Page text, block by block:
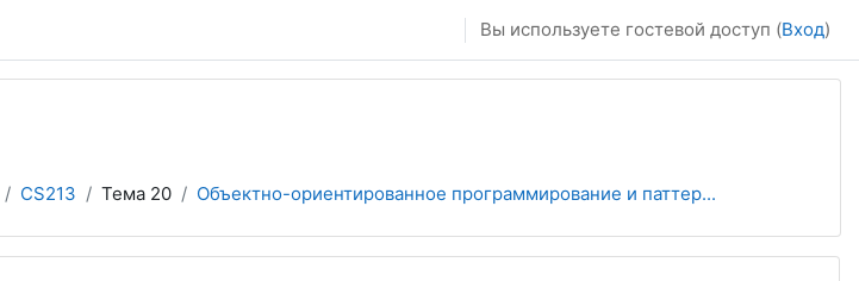
Вы используете гостевой доступ (Вход)
CS213 Тема 20 Объектно-ориентированное программирование и паттер...